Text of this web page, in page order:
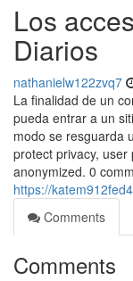
Los
Diarios
nathanielw122zvq7
La finalidad de un
pueda entrar a un
modo se resguarda
protect privacy,
anonymized. 0
https://
Comments
Comments